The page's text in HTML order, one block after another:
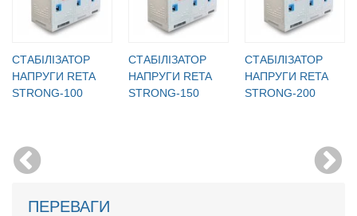
CТАБІЛІЗАТОР
НАПРУГИ RETA
STRONG-100
CТАБІЛІЗАТОР
НАПРУГИ RETA
STRONG-150
CТАБІЛІЗАТОР
НАПРУГИ RETA
STRONG-200
ПЕРЕВАГИ